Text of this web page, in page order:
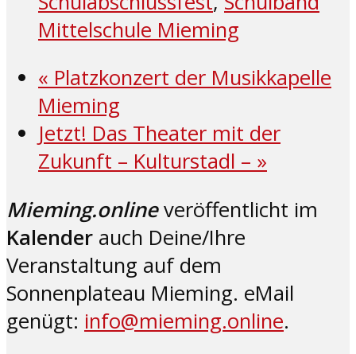
Mittelschule Mieming
« Platzkonzert der Musikkapelle
Mieming
Jetzt! Das Theater mit der
Zukunft – Kulturstadl – »
Mieming.onlineveröffentlicht im
Kalender auch Deine/Ihre
Veranstaltung auf dem
Sonnenplateau Mieming. eMail
genügt: info@mieming.online.